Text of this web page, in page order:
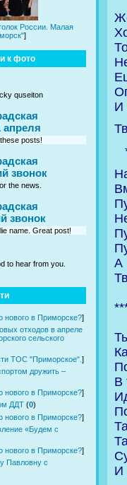
России. Малая
]
к фото
quseiton
апреля
posts!
звонок
the news.
звонок
name. Great post!
to hear from you.
нового в Приморске?]
отходов в апреле
сельского
ТОС "Приморское". ]
дружить –
нового в Приморске?]
ДДТ (0)
нового в Приморске?]
«Будем с
нового в Приморске?]
Павловну с
И
А
В
И